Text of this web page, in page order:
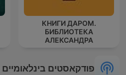
КНИГИ ДАРОМ.
БИБЛИОТЕКА
АЛЕКСАНДРА
פודקאסטים